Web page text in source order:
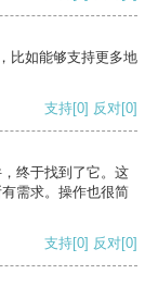
比如能够支持更多地
支持[0] 反对[0]
终于找到了它。这
需求。操作也很简
支持[0] 反对[0]